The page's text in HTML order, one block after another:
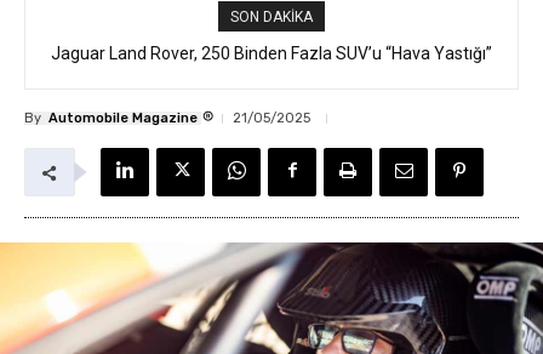
SON DAKIKA
Jaguar Land Rover, 250 Binden Fazla SUV’u “Hava Yastığı”
By Automobile Magazine ® 21/05/2025